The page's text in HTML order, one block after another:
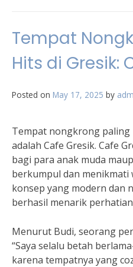
Tempat
Hits di Gresik:
Posted on May 17, 2025 by
Tempat nongkrong paling
adalah Cafe Gresik. Cafe
bagi para anak muda
berkumpul dan menikmati
konsep yang modern dan
berhasil menarik
Menurut Budi, seorang
“Saya selalu betah
karena tempatnya yang